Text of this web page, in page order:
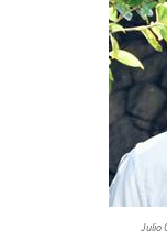
Julio